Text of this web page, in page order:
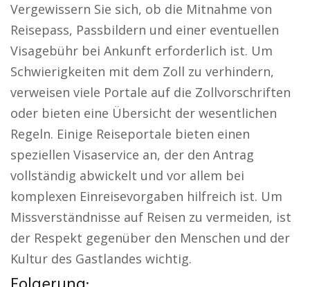
Vergewissern Sie sich, ob die Mitnahme von
Reisepass, Passbildern und einer eventuellen
Visagebühr bei Ankunft erforderlich ist. Um
Schwierigkeiten mit dem Zoll zu verhindern,
verweisen viele Portale auf die Zollvorschriften
oder bieten eine Übersicht der wesentlichen
Regeln. Einige Reiseportale bieten einen
speziellen Visaservice an, der den Antrag
vollständig abwickelt und vor allem bei
komplexen Einreisevorgaben hilfreich ist. Um
Missverständnisse auf Reisen zu vermeiden, ist
der Respekt gegenüber den Menschen und der
Kultur des Gastlandes wichtig.